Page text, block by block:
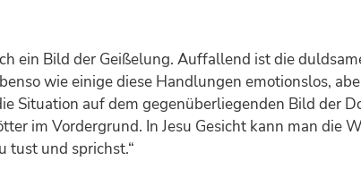
ein Bild der Geißelung. Auffallend ist die
wie einige diese Handlungen emotionslos,
Situation auf dem gegenüberliegenden Bild der
im Vordergrund. In Jesu Gesicht kann man die
tust und sprichst.“